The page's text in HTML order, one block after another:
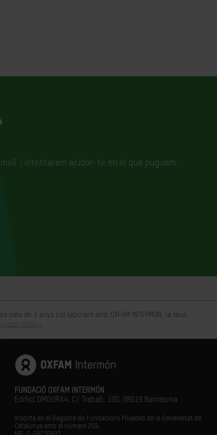
i intentarem ajudar-te en el que puguem.
de 3 anys col·laborant amb OXFAM INTERMÓN, la teva
enllaç.
FUNDACIÓ OXFAM INTERMÓN
Edifici DMOURA4. C/ Treball, 100. 08019 Barcelona
Inscrita en el Registre de Fundacions Privades de la Generalitat de
Catalunya amb el número 259.